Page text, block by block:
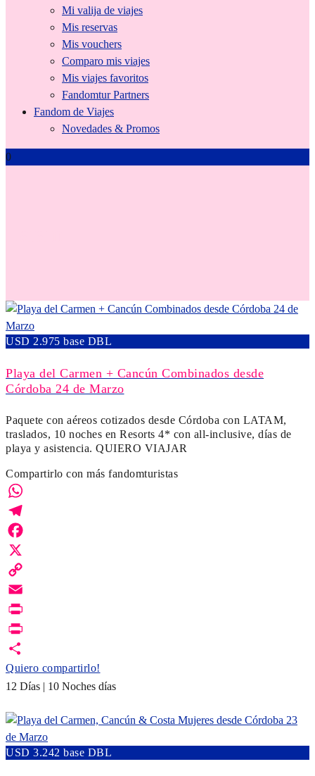
Mi valija de viajes
Mis reservas
Mis vouchers
Comparo mis viajes
Mis viajes favoritos
Fandomtur Partners
Fandom de Viajes
Novedades & Promos
0
USD 2.975 base DBL
Playa del Carmen + Cancún Combinados desde
Córdoba 24 de Marzo
Paquete con aéreos cotizados desde Córdoba con LATAM,
traslados, 10 noches en Resorts 4* con all-inclusive, días de
playa y asistencia. QUIERO VIAJAR
Compartirlo con más fandomturistas
WhatsApp
Telegram
Facebook
X
Copy
Link
Email
Print
PrintFriendly
Quiero compartirlo!
12 Días | 10 Noches días
USD 3.242 base DBL